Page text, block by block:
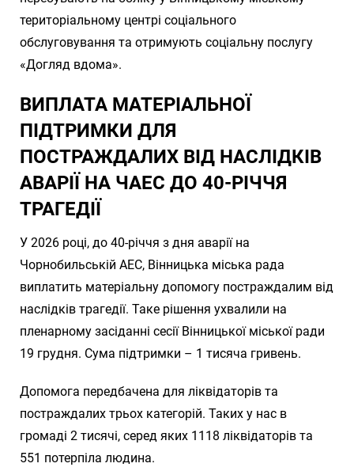
територіальному центрі соціального
обслуговування та отримують соціальну послугу
«Догляд вдома».
ВИПЛАТА МАТЕРІАЛЬНОЇ
ПІДТРИМКИ ДЛЯ
ПОСТРАЖДАЛИХ ВІД НАСЛІДКІВ
АВАРІЇ НА ЧАЕС ДО 40-РІЧЧЯ
ТРАГЕДІЇ
У 2026 році, до 40-річчя з дня аварії на
Чорнобильській АЕС, Вінницька міська рада
виплатить матеріальну допомогу постраждалим від
наслідків трагедії. Таке рішення ухвалили на
пленарному засіданні сесії Вінницької міської ради
19 грудня. Сума підтримки – 1 тисяча гривень.
Допомога передбачена для ліквідаторів та
постраждалих трьох категорій. Таких у нас в
громаді 2 тисячі, серед яких 1118 ліквідаторів та
551 потерпіла людина.